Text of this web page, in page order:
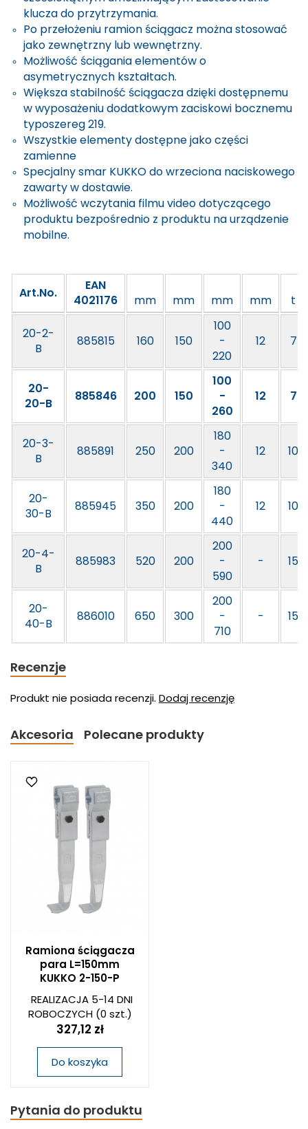
klucza do przytrzymania.
Po przełożeniu ramion ściągacz można stosować
jako zewnętrzny lub wewnętrzny.
Możliwość ściągania elementów o
asymetrycznych kształtach.
Większa stabilność ściągacza dzięki dostępnemu
w wyposażeniu dodatkowym zaciskowi bocznemu
typoszereg 219.
Wszystkie elementy dostępne jako części
zamienne
Specjalny smar KUKKO do wrzeciona naciskowego
zawarty w dostawie.
Możliwość wczytania filmu video dotyczącego
produktu bezpośrednio z produktu na urządzenie
mobilne.
Art.No.
EAN
4021176
mm mm mm mm t
20-2-
B
885815 160 150
100
-
220
12 7
20-
20-B
885846 200 150
100
-
260
12 7
20-3-
B
885891 250 200
180
-
340
12 10
20-
30-B
885945 350 200
180
-
440
12 10
20-4-
B
885983 520 200
200
-
590
- 15
20-
40-B
886010 650 300
200
-
710
- 15
Recenzje
Produkt nie posiada recenzji. Dodaj recenzję
Akcesoria Polecane produkty
Ramiona ściągacza
para L=150mm
KUKKO 2-150-P
REALIZACJA 5-14 DNI
ROBOCZYCH(0 szt.)
327,12 zł
Do koszyka
Pytania do produktu